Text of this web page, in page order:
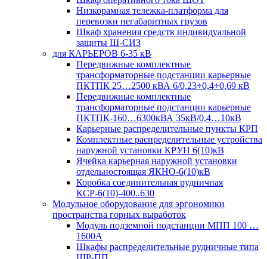
Низкорамная тележка-платформа для
перевозки негабаритных грузов
Шкаф хранения средств индивидуальной
защиты Ш-СИЗ
для КАРЬЕРОВ 6-35 кВ
Передвижные комплектные
трансформаторные подстанции карьерные
ПКТПК 25…2500 кВА 6/0,23÷0,4÷0,69 кВ
Передвижные комплектные
трансформаторные подстанции карьерные
ПКТПК-160…6300кВА 35кВ/0,4…10кВ
Карьерные распределительные пункты КРП
Комплектные распределительные устройства
наружной установки КРУН 6(10)кВ
Ячейка карьерная наружной установки
отдельностоящая ЯКНО-6(10)кВ
Коробка соединительная рудничная
КСР-6(10)-400..630
Модульное оборудование для эргономики
пространства горных выработок
Модуль подземной подстанции МПП 100 …
1600А
Шкафы распределительные рудничные типа